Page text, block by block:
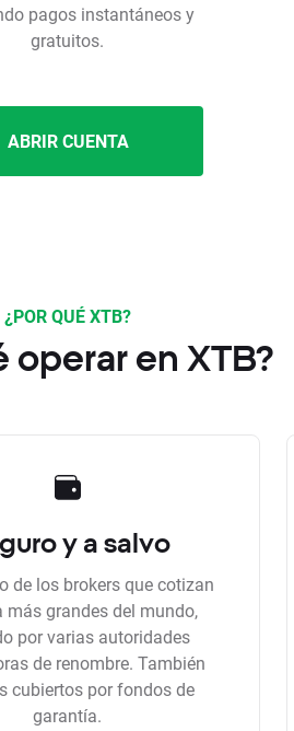
pagos instantáneos y
gratuitos.
ABRIR CUENTA
¿POR QUÉ XTB?
operar en XTB?
y a salvo
de los brokers que cotizan
más grandes del mundo,
por varias autoridades
de renombre. También
cubiertos por fondos de
garantía.